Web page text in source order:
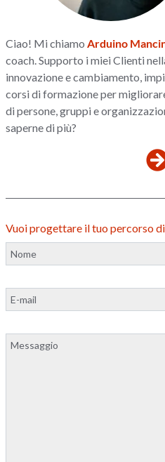
Ciao! Mi chiamo Arduino
coach. Supporto i miei Clienti
innovazione e cambiamento,
corsi di formazione per
di persone, gruppi e
saperne di più?
Vuoi progettare il tuo percorso